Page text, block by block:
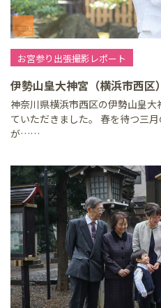
お宮参り出張撮影レポート
伊勢山皇大神宮（横浜市西区）
神奈川県横浜市西区の伊勢山皇
ていただきました。 春を待つ三
が……